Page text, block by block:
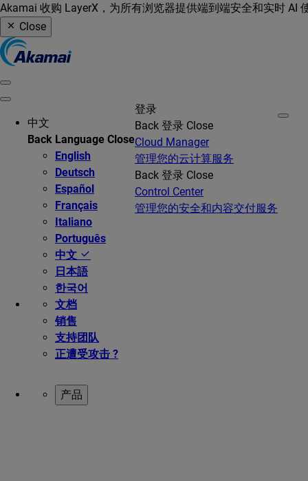
Akamai 收购 LayerX，为所有浏览器提供端到端安全和实时 AI
Close
中文
Back Language Close
English
Deutsch
Español
Français
Italiano
Português
中文
日本語
한국어
文档
销售
支持团队
正遭受攻击 ?
登录
Back 登录 Close
Cloud Manager
管理您的云计算服务
Back 登录 Close
Control Center
管理您的安全和内容交付服务
产品